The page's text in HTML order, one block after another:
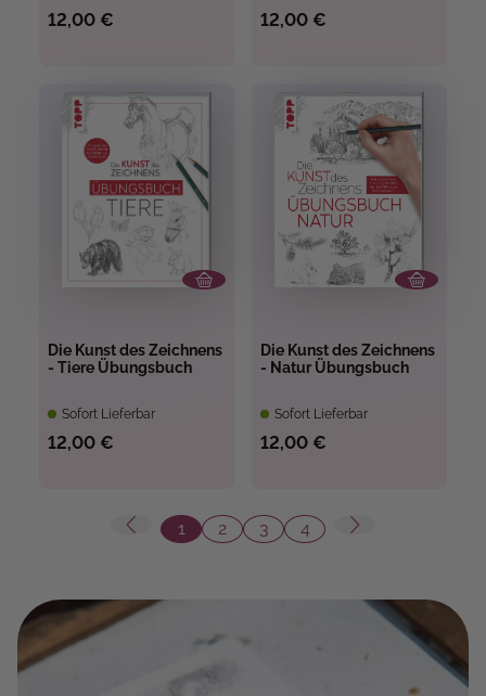
12,00 € 12,00 €
Die Kunst des Zeichnens
- Tiere Übungsbuch
Sofort Lieferbar
12,00 €
Die Kunst des Zeichnens
- Natur Übungsbuch
Sofort Lieferbar
12,00 €
Seite
1
Seite
2
Seite
3
Seite
4